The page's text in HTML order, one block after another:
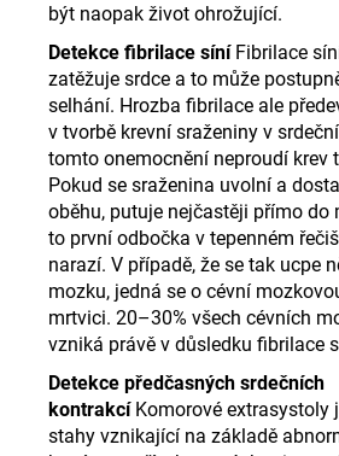
být naopak život ohrožující.
Detekce fibrilace síníFibrilace
zatěžuje srdce a to může
selhání. Hrozba fibrilace ale
v tvorbě krevní sraženiny v
tomto onemocnění neproudí krev
Pokud se sraženina uvolní a
oběhu, putuje nejčastěji přímo do
to první odbočka v tepenném
narazí. V případě, že se tak ucpe
mozku, jedná se o cévní
mrtvici. 20–30% všech cévních
vzniká právě v důsledku fibrilace
Detekce předčasných srdečních
kontrakcíKomorové extrasystoly
stahy vznikající na základě